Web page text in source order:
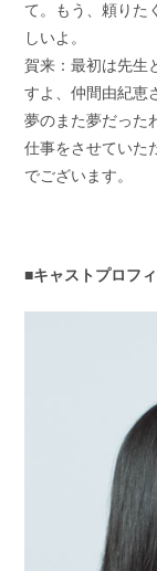
て。もう、頼りた
しいよ。
賀来：最初は先生
すよ、仲間由紀恵
夢のまた夢だった
仕事をさせていた
でございます。
■キャストプロフ